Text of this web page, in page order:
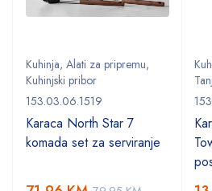
Kuhinja, Alati za pripremu,
Kuhinjski pribor
153.03.06.1519
Karaca North Star 7
komada set za serviranje